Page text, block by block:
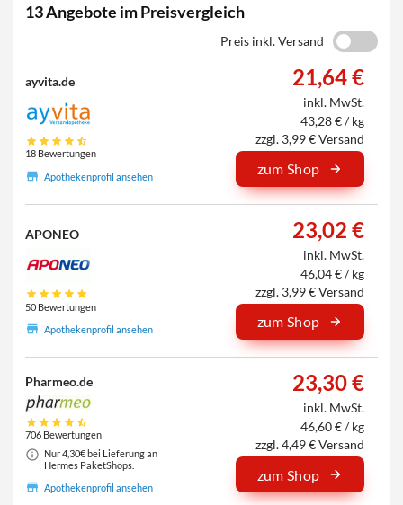
13 Angebote im Preisvergleich
Preis inkl. Versand
ayvita.de
18 Bewertungen
Apothekenprofil ansehen
21,64 €
inkl. MwSt.
43,28 € / kg
zzgl. 3,99 € Versand
zum Shop
APONEO
50 Bewertungen
Apothekenprofil ansehen
23,02 €
inkl. MwSt.
46,04 € / kg
zzgl. 3,99 € Versand
zum Shop
Pharmeo.de
706 Bewertungen
Nur 4,30€ bei Lieferung an
Hermes PaketShops.
Apothekenprofil ansehen
23,30 €
inkl. MwSt.
46,60 € / kg
zzgl. 4,49 € Versand
zum Shop